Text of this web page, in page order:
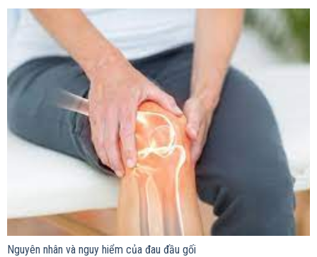
Nguyên nhân và nguy hiểm của đau đầu gối